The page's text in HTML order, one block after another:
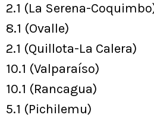
2.1 (La Serena-
8.1 (Ovalle)
2.1 (Quillota-La Calera)
10.1 (Valparaíso)
10.1 (Rancagua)
5.1 (Pichilemu)